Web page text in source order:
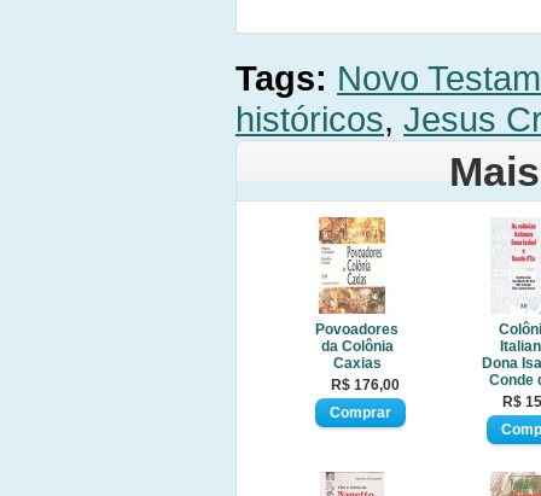
Tags: Novo
históricos, Jesus
Povoadores
da Colônia
Caxias
R$ 176,00
Dona
Conde
R$